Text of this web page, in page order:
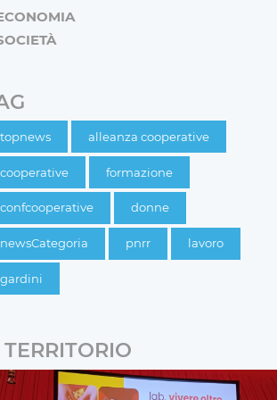
topnews alleanza cooperative
cooperative formazione
confcooperative donne
newsCategoria pnrr lavoro
gardini
TERRITORIO